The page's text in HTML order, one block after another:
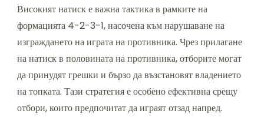
Високият натиск е важна тактика в рамките на
формацията 4-2-3-1, насочена към нарушаване на
изграждането на играта на противника. Чрез прилагане
на натиск в половината на противника, отборите могат
да принудят грешки и бързо да възстановят владението
на топката. Тази стратегия е особено ефективна срещу
отбори, които предпочитат да играят отзад напред.